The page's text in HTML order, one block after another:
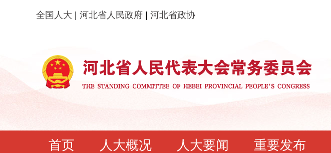
全国人大 河北省人民政府 河北省政协
首页 人大概况 人大要闻 重要发布